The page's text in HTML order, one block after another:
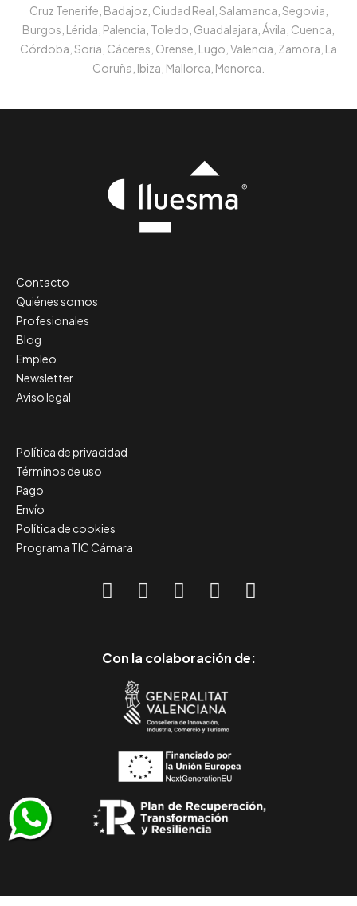
Cruz Tenerife, Badajoz, Ciudad Real, Salamanca, Segovia,
Burgos, Lérida, Palencia, Toledo, Guadalajara, Ávila, Cuenca,
Córdoba, Soria, Cáceres, Orense, Lugo, Valencia, Zamora, La
Coruña, Ibiza, Mallorca, Menorca.
Contacto
Quiénes somos
Profesionales
Blog
Empleo
Newsletter
Aviso legal
Política de privacidad
Términos de uso
Pago
Envío
Política de cookies
Programa TIC Cámara
Con la colaboración de: